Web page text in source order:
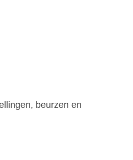
beurzen en